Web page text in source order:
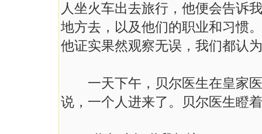
人坐火车出去旅行，他便会告诉
地方去，以及他们的职业和习惯
他证实果然观察无误，我们都认
一天下午，贝尔医生在皇家医
说，一个人进来了。贝尔医生瞪